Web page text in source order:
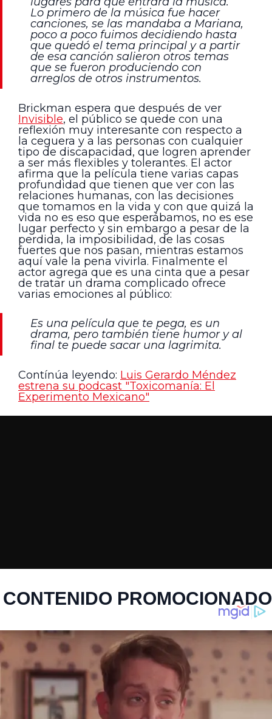
Lo primero de la música fue hacer
canciones, se las mandaba a Mariana,
poco a poco fuimos decidiendo hasta
que quedó el tema principal y a partir
de esa canción salieron otros temas
que se fueron produciendo con
arreglos de otros instrumentos.
Brickman espera que después de ver
Invisible, el público se quede con una
reflexión muy interesante con respecto a
la ceguera y a las personas con cualquier
tipo de discapacidad, que logren aprender
a ser más flexibles y tolerantes. El actor
afirma que la película tiene varias capas
profundidad que tienen que ver con las
relaciones humanas, con las decisiones
que tomamos en la vida y con que quizá la
vida no es eso que esperábamos, no es ese
lugar perfecto y sin embargo a pesar de la
perdida, la imposibilidad, de las cosas
fuertes que nos pasan, mientras estamos
aquí vale la pena vivirla. Finalmente el
actor agrega que es una cinta que a pesar
de tratar un drama complicado ofrece
varias emociones al público:
Es una película que te pega, es un
drama, pero también tiene humor y al
final te puede sacar una lagrimita.
Contínúa leyendo: Luis Gerardo Méndez
estrena su podcast "Toxicomanía: El
Experimento Mexicano"